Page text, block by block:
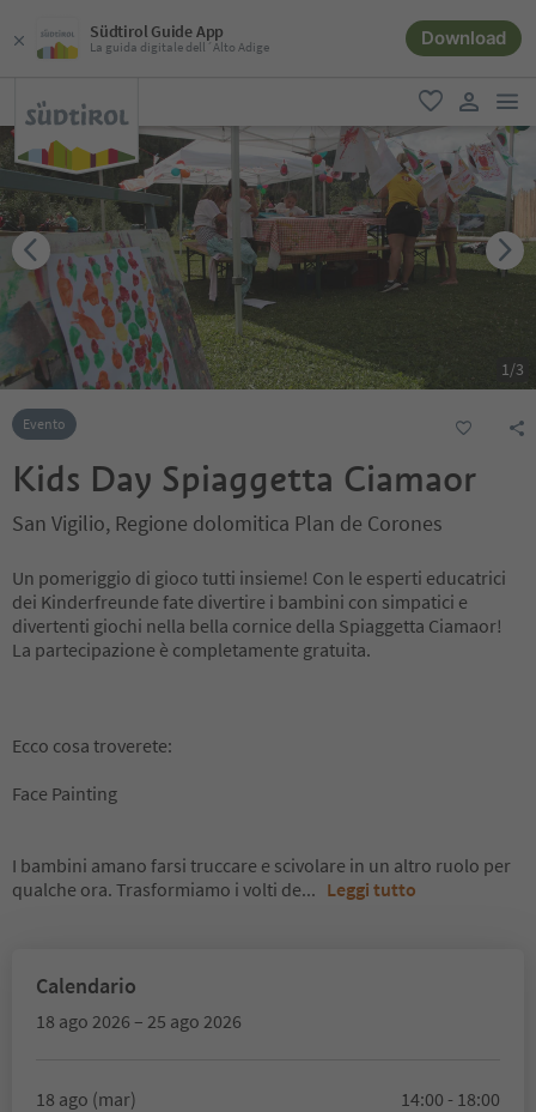
Südtirol Guide App
La guida digitale dell´Alto Adige Download
favoriti
user link
1/3
Evento
Kids Day Spiaggetta Ciamaor
San Vigilio, Regione dolomitica Plan de Corones
Un pomeriggio di gioco tutti insieme! Con le esperti educatrici
dei Kinderfreunde fate divertire i bambini con simpatici e
divertenti giochi nella bella cornice della Spiaggetta Ciamaor!
La partecipazione è completamente gratuita.
Ecco cosa troverete:
Face Painting
I bambini amano farsi truccare e scivolare in un altro ruolo per
qualche ora. Trasformiamo i volti de... Leggi tutto
Calendario
18 ago 2026 – 25 ago 2026
18 ago (mar)
14:00 - 18:00